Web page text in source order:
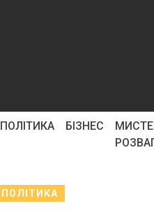
ПОЛІТИКА БІЗНЕС
ПОЛІТИКА